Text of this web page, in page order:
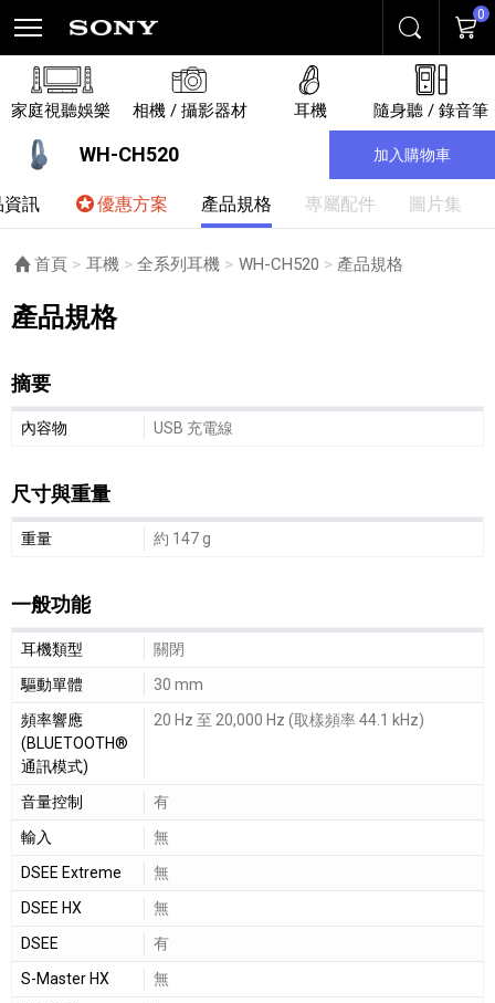
搜尋 購物
0
家庭視聽娛樂 相機 / 攝影器材 耳機 隨身聽 / 錄音筆
WH-CH520 加入購物車
資訊 優惠方案 產品規格 專屬配件 圖片集
首頁 耳機 全系列耳機 WH-CH520 目前頁面：
產品規格
產品規格
摘要
摘要細節敘述
內容物 USB 充電線
尺寸與重量
尺寸與重量細節敘述
重量 約 147 g
一般功能
一般功能細節敘述
耳機類型
關閉
驅動單體
30 mm
頻率響應
(BLUETOOTH®
通訊模式)
20 Hz 至 20,000 Hz (取樣頻率 44.1 kHz)
音量控制
有
輸入
無
DSEE Extreme
無
DSEE HX
無
DSEE
有
S-Master HX
無